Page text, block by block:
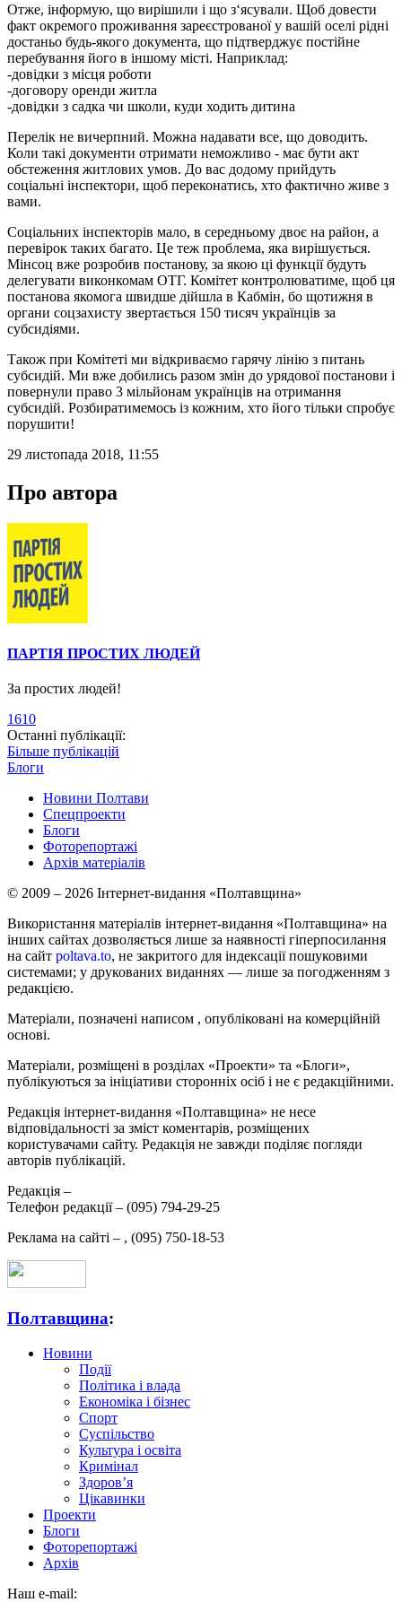
Отже, інформую, що вирішили і що з‘ясували. Щоб довести
факт окремого проживання зареєстрованої у вашій оселі рідні
достаньо будь-якого документа, що підтверджує постійне
перебування його в іншому місті. Наприклад:
-довідки з місця роботи
-договору оренди житла
-довідки з садка чи школи, куди ходить дитина
Перелік не вичерпний. Можна надавати все, що доводить.
Коли такі документи отримати неможливо - має бути акт
обстеження житлових умов. До вас додому прийдуть
соціальні інспектори, щоб переконатись, хто фактично живе з
вами.
Соціальних інспекторів мало, в середньому двоє на район, а
перевірок таких багато. Це теж проблема, яка вирішується.
Мінсоц вже розробив постанову, за якою ці функції будуть
делегувати виконкомам ОТГ. Комітет контролюватиме, щоб ця
постанова якомога швидше дійшла в Кабмін, бо щотижня в
органи соцзахисту звертається 150 тисяч українців за
субсидіями.
Також при Комітеті ми відкриваємо гарячу лінію з питань
субсидій. Ми вже добились разом змін до урядової постанови і
повернули право 3 мільйонам українців на отримання
субсидій. Розбиратимемось із кожним, хто його тільки спробує
порушити!
29 листопада 2018, 11:55
Про автора
ПАРТІЯ ПРОСТИХ ЛЮДЕЙ
За простих людей!
1610
Останні публікації:
Більше публікацій
Блоги
Новини Полтави
Спецпроекти
Блоги
Фоторепортажі
Архів матеріалів
© 2009 – 2026 Інтернет-видання «Полтавщина»
Використання матеріалів інтернет-видання «Полтавщина» на
інших сайтах дозволяється лише за наявності гіперпосилання
на сайт poltava.to, не закритого для індексації пошуковими
системами; у друкованих виданнях — лише за погодженням з
редакцією.
Матеріали, позначені написом , опубліковані на комерційній
основі.
Матеріали, розміщені в розділах «Проекти» та «Блоги»,
публікуються за ініціативи сторонніх осіб і не є редакційними.
Редакція інтернет-видання «Полтавщина» не несе
відповідальності за зміст коментарів, розміщених
користувачами сайту. Редакція не завжди поділяє погляди
авторів публікацій.
Редакція –
Телефон редакції – (095) 794-29-25
Реклама на сайті – , (095) 750-18-53
Полтавщина:
Новини
Події
Політика і влада
Економіка і бізнес
Спорт
Суспільство
Культура і освіта
Кримінал
Здоров’я
Цікавинки
Проекти
Блоги
Фоторепортажі
Архів
Наш e-mail: